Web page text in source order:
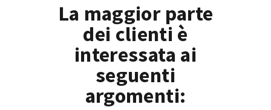
La maggior parte
dei clienti è
interessata ai
seguenti
argomenti: